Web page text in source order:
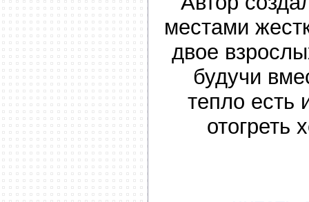
местами
двое
будучи
тепло есть
отогреть